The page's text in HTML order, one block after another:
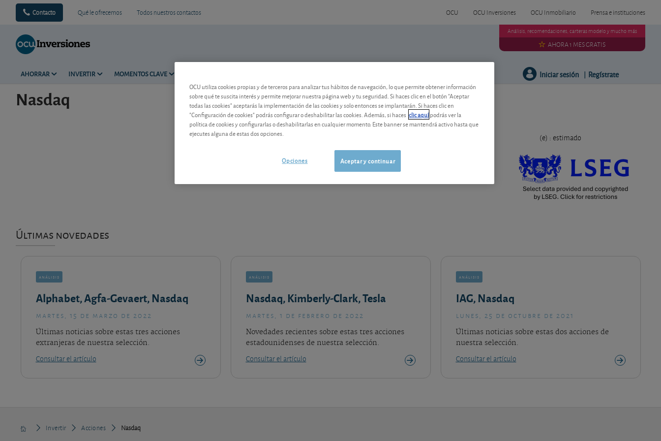
Contacto Qué le ofrecemos Todos nuestros contactos OCU OCU Inversiones OCU Inmobiliario Prensa e instituciones
AHORRAR INVERTIR MOMENTOS CLAVE
Análisis, recomendaciones, carteras modelo y mucho más
AHORA 1 MES GRATIS
Iniciar sesión | Regístrate
Nasdaq
(e) : estimado
Últimas novedades
análisis
Alphabet, Agfa-Gevaert, Nasdaq
martes, 15 de marzo de 2022
Últimas noticias sobre estas tres acciones
extranjeras de nuestra selección.
Consultar el artículo
análisis
Nasdaq, Kimberly-Clark, Tesla
martes, 1 de febrero de 2022
Novedades recientes sobre estas tres acciones
estadounidenses de nuestra selección.
Consultar el artículo
análisis
IAG, Nasdaq
lunes, 25 de octubre de 2021
Últimas noticias sobre estas dos acciones de
nuestra selección.
Consultar el artículo
Invertir Acciones Nasdaq
OCU utiliza cookies propias y de terceros para analizar tus hábitos de navegación, lo que permite obtener información
sobre qué te suscita interés y permite mejorar nuestra página web y tu seguridad. Si haces clic en el botón "Aceptar
todas las cookies" aceptarás la implementación de las cookies y solo entonces se implantarán. Si haces clic en
"Configuración de cookies" podrás configurar o deshabilitar las cookies. Además, si haces clic aquípodrás ver la
política de cookies y configurarlas o deshabilitarlas en cualquier momento. Este banner se mantendrá activo hasta que
ejecutes alguna de estas dos opciones.
Aceptar y continuar
Opciones